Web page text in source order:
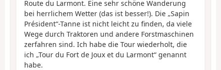
Route du Larmont. Eine sehr schöne Wanderung
bei herrlichem Wetter (das ist besser!). Die „Sapin
Président“-Tanne ist nicht leicht zu finden, da viele
Wege durch Traktoren und andere Forstmaschinen
zerfahren sind. Ich habe die Tour wiederholt, die
ich „Tour du Fort de Joux et du Larmont“ genannt
habe.